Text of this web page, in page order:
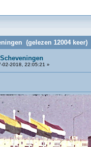
(gelezen 12004 keer)
02-2018, 22:05:21 »